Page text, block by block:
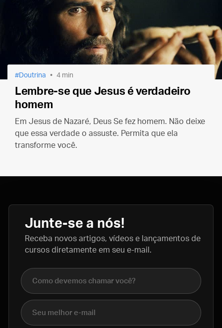
Doutrina 4 min
Lembre-se que Jesus é verdadeiro
homem
Em Jesus de Nazaré, Deus Se fez homem. Não deixe
que essa verdade o assuste. Permita que ela
transforme você.
Junte-se a nós!
Receba novos artigos, vídeos e lançamentos de
cursos diretamente em seu e-mail.
Nome completo
E-mail